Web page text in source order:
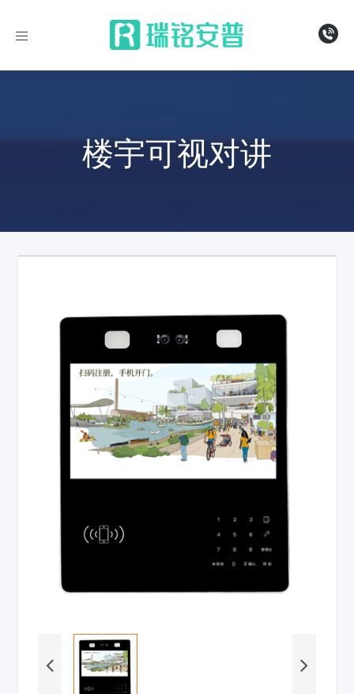
导
楼宇可视对讲